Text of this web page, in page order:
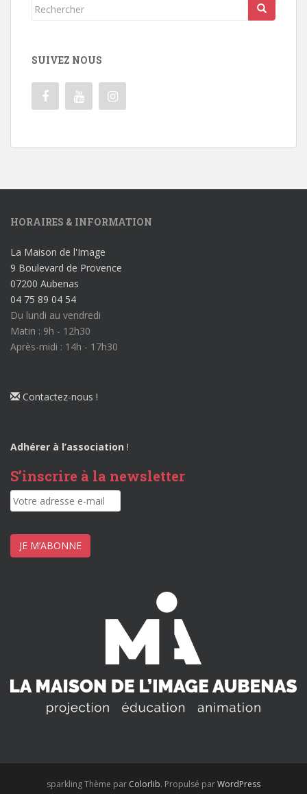
Rechercher...
SUIVEZ NOUS
HORAIRES & INFORMATION
La Maison de l'Image
9 Boulevard de Provence
07200 Aubenas
04 75 89 04 54
Du lundi au vendredi
Matin : 9h - 12h30
Après-midi : 14h - 17h30
Contactez-nous !
Adhérer à l’association !
S’inscrire à la newsletter
JE M’ABONNE
sparkling Thème par Colorlib. Propulsé parWordPress